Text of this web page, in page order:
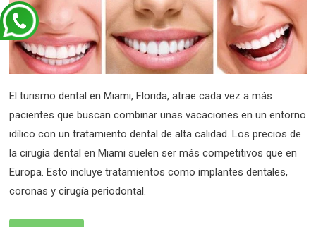
El turismo dental en Miami, Florida, atrae cada vez a más
pacientes que buscan combinar unas vacaciones en un entorno
idílico con un tratamiento dental de alta calidad. Los precios de
la cirugía dental en Miami suelen ser más competitivos que en
Europa. Esto incluye tratamientos como implantes dentales,
coronas y cirugía periodontal.